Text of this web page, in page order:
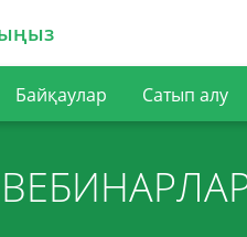
Байқаулар Сатып алу